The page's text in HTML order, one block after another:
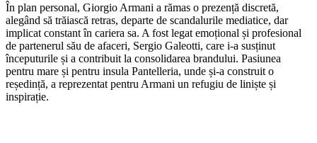
În plan personal, Giorgio Armani a rămas o prezență discretă,
alegând să trăiască retras, departe de scandalurile mediatice, dar
implicat constant în cariera sa. A fost legat emoțional și profesional
de partenerul său de afaceri, Sergio Galeotti, care i-a susținut
începuturile și a contribuit la consolidarea brandului. Pasiunea
pentru mare și pentru insula Pantelleria, unde și-a construit o
reședință, a reprezentat pentru Armani un refugiu de liniște și
inspirație.